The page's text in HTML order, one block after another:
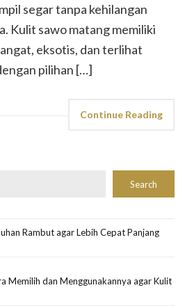
segar tanpa kehilangan
Kulit sawo matang memiliki
eksotis, dan terlihat
pilihan […]
Continue Reading
Search
Rambut agar Lebih Cepat Panjang
Memilih dan Menggunakannya agar Kulit